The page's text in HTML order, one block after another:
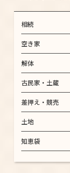
相続
空き家
解体
古民家・土蔵
差押え・競売
土地
知恵袋